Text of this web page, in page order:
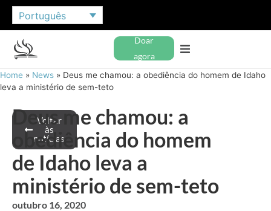
Português
Doar
agora
Home » News » Deus me chamou: a obediência do homem de Idaho
leva a ministério de sem-teto
Voltar
às
notícias
Deus me chamou: a
obediência do homem
de Idaho leva a
ministério de sem-teto
outubro 16, 2020